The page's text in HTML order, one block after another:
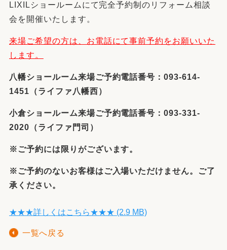
LIXILショールームにて完全予約制のリフォーム相談
会を開催いたします。
来場ご希望の方は、お電話にて事前予約をお願いいた
します。
八幡ショールーム来場ご予約電話番号：093-614-
1451（ライファ八幡西）
小倉ショールーム来場ご予約電話番号：093-331-
2020（ライファ門司）
※ご予約には限りがございます。
※ご予約のないお客様はご入場いただけません。ご了
承ください。
★★★詳しくはこちら★★★ (2.9 MB)
一覧へ戻る